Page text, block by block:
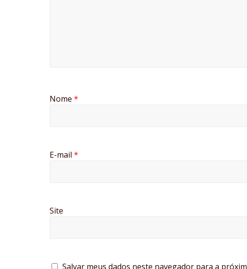
Nome *
E-mail *
Site
Salvar meus dados neste navegador para a